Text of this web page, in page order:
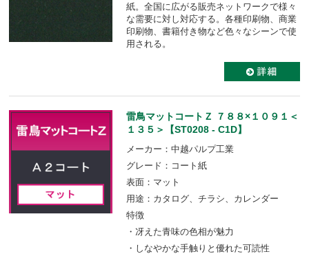
紙。全国に広がる販売ネットワークで様々
な需要に対し対応する。各種印刷物、商業
印刷物、書籍付き物など色々なシーンで使
用される。
雷鳥マットコートＺ ７８８×１０９１＜
１３５＞【ST0208 - C1D】
メーカー：中越パルプ工業
グレード：コート紙
表面：マット
用途：カタログ、チラシ、カレンダー
特徴
・冴えた青味の色相が魅力
・しなやかな手触りと優れた可読性